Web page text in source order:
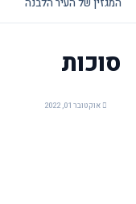
סוכות
אוקטובר 01, 2022